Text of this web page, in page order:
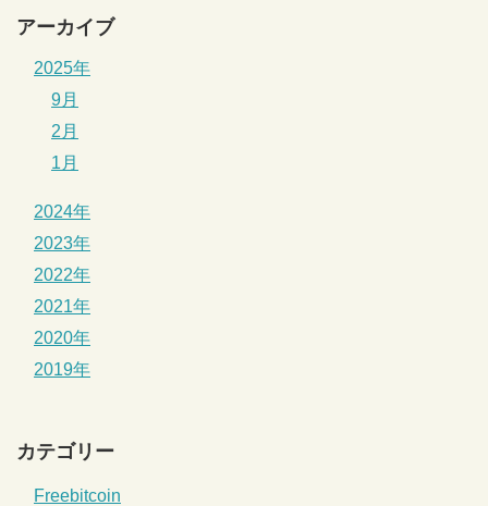
アーカイブ
2025年
9月
2月
1月
2024年
2023年
2022年
2021年
2020年
2019年
カテゴリー
Freebitcoin